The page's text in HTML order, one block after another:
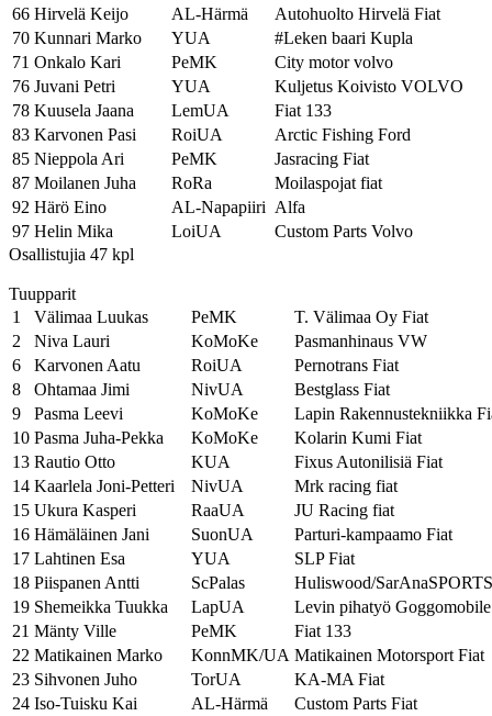
66 Hirvelä Keijo AL-Härmä
Autohuolto Hirvelä Fiat
70 Kunnari Marko YUA
#Leken baari Kupla
71 Onkalo Kari PeMK
City motor volvo
76 Juvani Petri YUA
Kuljetus Koivisto VOLVO
78 Kuusela Jaana LemUA
Fiat 133
83 Karvonen Pasi RoiUA
Arctic Fishing Ford
85 Nieppola Ari PeMK
Jasracing Fiat
87 Moilanen Juha RoRa
Moilaspojat fiat
92 Härö Eino AL-Napapiiri Alfa
97 Helin Mika LoiUA
Custom Parts Volvo
Osallistujia 47 kpl
Tuupparit
1
Välimaa Luukas PeMK
T. Välimaa Oy Fiat
2
Niva Lauri KoMoKe
Pasmanhinaus VW
6
Karvonen Aatu RoiUA
Pernotrans Fiat
8
Ohtamaa Jimi NivUA
Bestglass Fiat
9
Pasma Leevi KoMoKe
Lapin Rakennustekniikka
10 Pasma Juha-Pekka KoMoKe
Kolarin Kumi Fiat
13 Rautio Otto KUA
Fixus Autonilisiä Fiat
14 Kaarlela Joni-Petteri NivUA
Mrk racing fiat
15 Ukura Kasperi RaaUA
JU Racing fiat
16 Hämäläinen Jani SuonUA
Parturi-kampaamo Fiat
17 Lahtinen Esa YUA
SLP Fiat
18 Piispanen Antti ScPalas
Huliswood/
19 Shemeikka Tuukka LapUA
Levin pihatyö Goggomobile
21 Mänty Ville PeMK
Fiat 133
22 Matikainen Marko KonnMK/UA Matikainen Motorsport Fiat
23 Sihvonen Juho TorUA
KA-MA Fiat
24 Iso-Tuisku Kai AL-Härmä
Custom Parts Fiat